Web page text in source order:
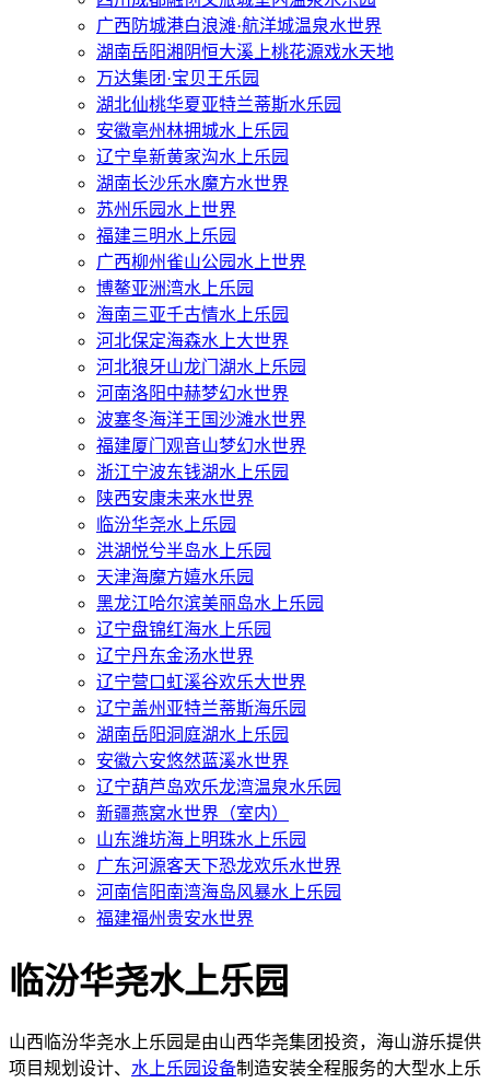
广西防城港白浪滩·航洋城温泉水世界
湖南岳阳湘阴恒大溪上桃花源戏水天地
万达集团·宝贝王乐园
湖北仙桃华夏亚特兰蒂斯水乐园
安徽亳州林拥城水上乐园
辽宁阜新黄家沟水上乐园
湖南长沙乐水魔方水世界
苏州乐园水上世界
福建三明水上乐园
广西柳州雀山公园水上世界
博鳌亚洲湾水上乐园
海南三亚千古情水上乐园
河北保定海森水上大世界
河北狼牙山龙门湖水上乐园
河南洛阳中赫梦幻水世界
波塞冬海洋王国沙滩水世界
福建厦门观音山梦幻水世界
浙江宁波东钱湖水上乐园
陕西安康未来水世界
临汾华尧水上乐园
洪湖悦兮半岛水上乐园
天津海魔方嬉水乐园
黑龙江哈尔滨美丽岛水上乐园
辽宁盘锦红海水上乐园
辽宁丹东金汤水世界
辽宁营口虹溪谷欢乐大世界
辽宁盖州亚特兰蒂斯海乐园
湖南岳阳洞庭湖水上乐园
安徽六安悠然蓝溪水世界
辽宁葫芦岛欢乐龙湾温泉水乐园
新疆燕窝水世界（室内）
山东潍坊海上明珠水上乐园
广东河源客天下恐龙欢乐水世界
河南信阳南湾海岛风暴水上乐园
福建福州贵安水世界
临汾华尧水上乐园
山西临汾华尧水上乐园是由山西华尧集团投资，海山游乐提供
项目规划设计、 水上乐园设备制造安装全程服务的大型水上乐